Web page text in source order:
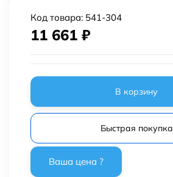
Код товара: 541-304
11 661 ₽
В корзину
Быстрая покупка